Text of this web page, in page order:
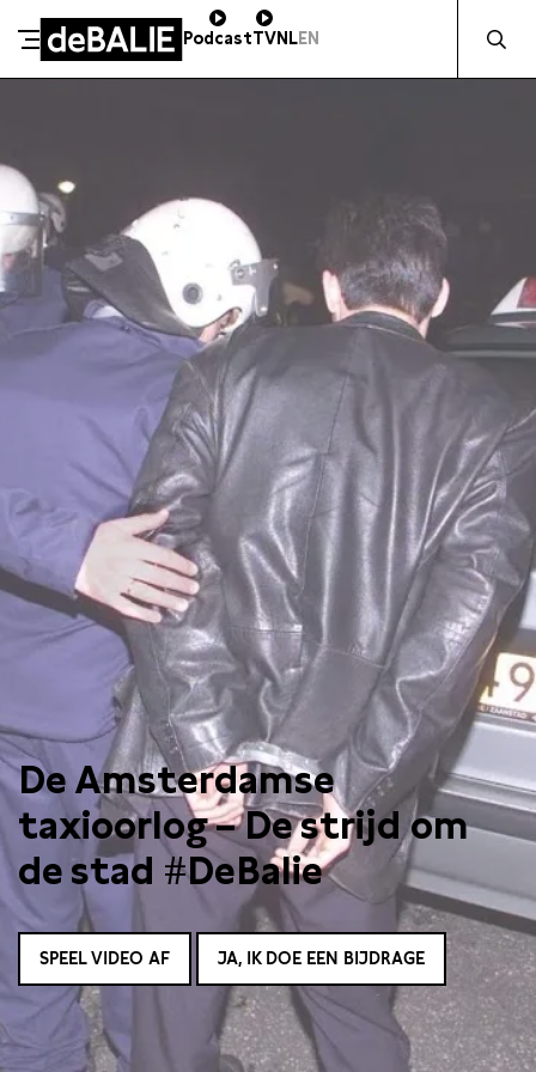
De Balie
PodcastTVNLEN
SCHENK DIRECT
Kleine-Gartmanplantsoen 10
Kassa
020 5535100
14:00–17:00
020 5535100
10:00–23:00
De Amsterdamse
taxioorlog – De strijd om
de stad #DeBalie
SPEEL VIDEO AF JA, IK DOE EEN BIJDRAGE